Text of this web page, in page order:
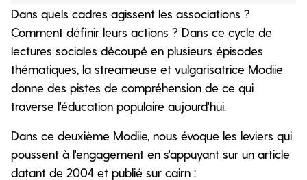
Dans quels cadres agissent les associations ?
Comment définir leurs actions ? Dans ce cycle de
lectures sociales découpé en plusieurs épisodes
thématiques, la streameuse et vulgarisatrice Modiie
donne des pistes de compréhension de ce qui
traverse l'éducation populaire aujourd'hui.
Dans ce deuxième Modiie, nous évoque les leviers qui
poussent à l'engagement en s'appuyant sur un article
datant de 2004 et publié sur cairn :